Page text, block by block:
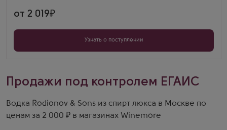
от 2 019
Узнать о поступлении
Продажи под контролем ЕГАИС
Водка Rodionov & Sons из спирт люкса в Москве по
ценам за 2 000 ₽ в магазинах Winemore